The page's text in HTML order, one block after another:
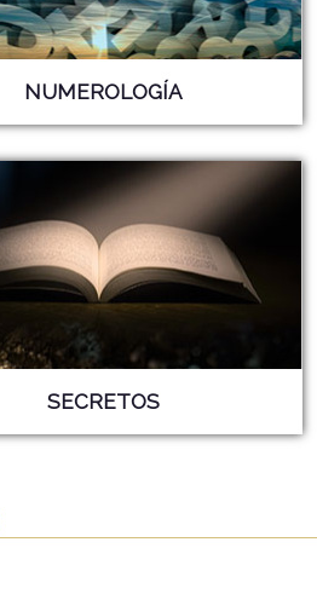
NUMEROLOGÍA
SECRETOS